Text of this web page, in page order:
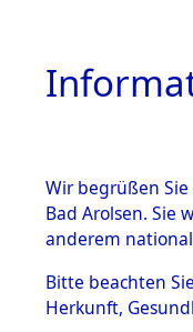
BESTÄNDE
Wir begrüßen
Bad Arolsen. Sie
anderem
Bitte beachten
Herkunft,